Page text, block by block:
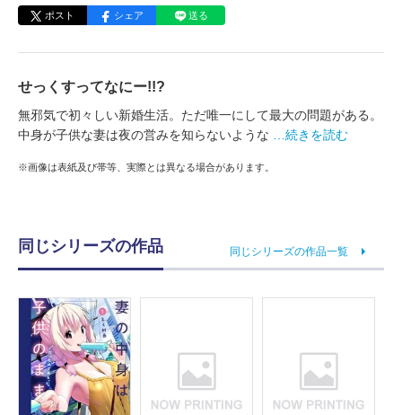
ポスト シェア 送る
せっくすってなにー!!?
無邪気で初々しい新婚生活。ただ唯一にして最大の問題がある。
中身が子供な妻は夜の営みを知らないような
…続きを読む
※画像は表紙及び帯等、実際とは異なる場合があります。
同じシリーズの作品 同じシリーズの作品一覧